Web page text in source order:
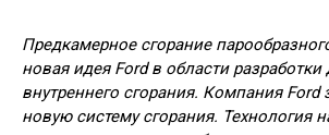
Предкамерное сгорание
новая идея Ford в области разработки
внутреннего сгорания. Компания Ford
новую систему сгорания. Технология